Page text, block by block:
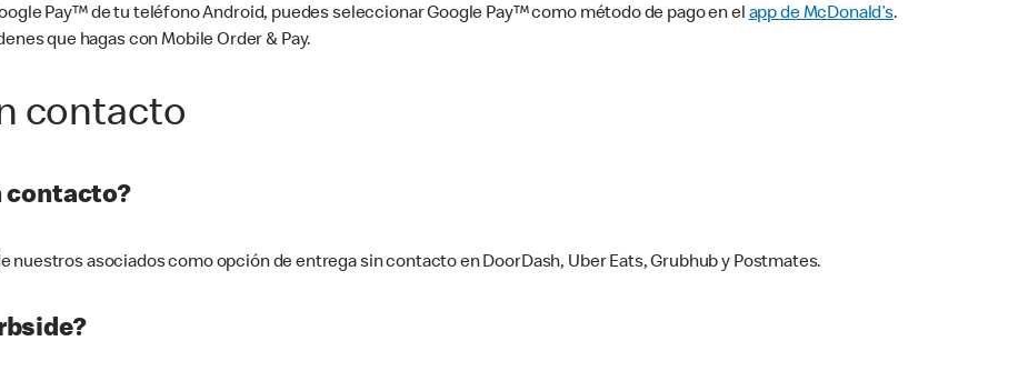
Pay™ de tu teléfono Android, puedes seleccionar Google Pay™ como método de pago en elapp de McDonald’s.
que hagas con Mobile Order & Pay.
contacto
contacto?
nuestros asociados como opción de entrega sin contacto en DoorDash, Uber Eats, Grubhub y Postmates.